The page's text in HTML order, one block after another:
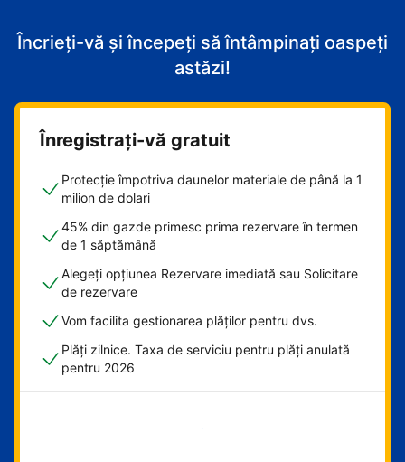
Încrieți-vă și începeți să întâmpinați oaspeți
astăzi!
Înregistrați-vă gratuit
Protecție împotriva daunelor materiale de până la 1
milion de dolari
45% din gazde primesc prima rezervare în termen
de 1 săptămână
Alegeți opțiunea Rezervare imediată sau Solicitare
de rezervare
Vom facilita gestionarea plăților pentru dvs.
Plăți zilnice. Taxa de serviciu pentru plăți anulată
pentru 2026
Începeți acum